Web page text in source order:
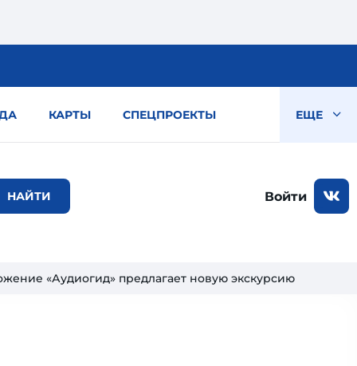
КАРТЫ СПЕЦПРОЕКТЫ ЕЩЕ
Войти
«Аудиогид» предлагает новую экскурсию